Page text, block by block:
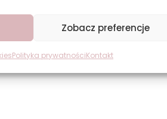
Zobacz preferencje
Polityka prywatnościKontakt